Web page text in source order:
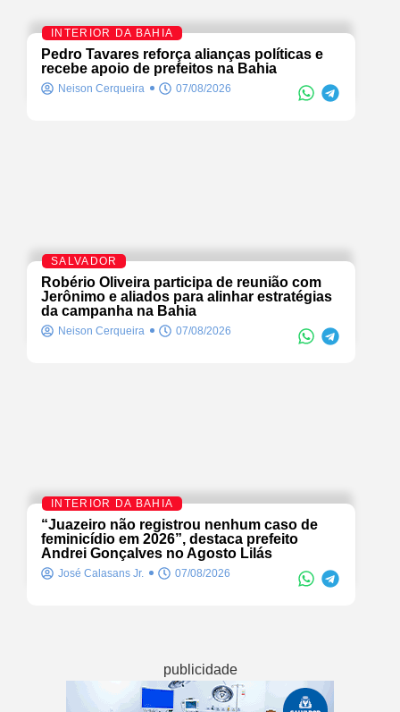
INTERIOR DA BAHIA
Pedro Tavares reforça alianças políticas e
recebe apoio de prefeitos na Bahia
Neison Cerqueira 07/08/2026
SALVADOR
Robério Oliveira participa de reunião com
Jerônimo e aliados para alinhar estratégias
da campanha na Bahia
Neison Cerqueira 07/08/2026
INTERIOR DA BAHIA
“Juazeiro não registrou nenhum caso de
feminicídio em 2026”, destaca prefeito
Andrei Gonçalves no Agosto Lilás
José Calasans Jr. 07/08/2026
publicidade